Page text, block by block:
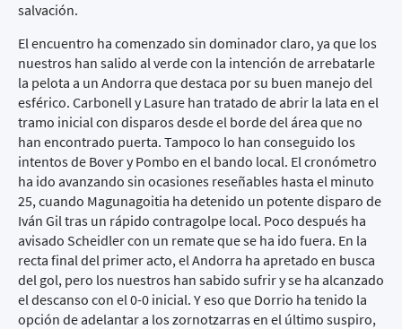
salvación.
El encuentro ha comenzado sin dominador claro, ya que los
nuestros han salido al verde con la intención de arrebatarle
la pelota a un Andorra que destaca por su buen manejo del
esférico. Carbonell y Lasure han tratado de abrir la lata en el
tramo inicial con disparos desde el borde del área que no
han encontrado puerta. Tampoco lo han conseguido los
intentos de Bover y Pombo en el bando local. El cronómetro
ha ido avanzando sin ocasiones reseñables hasta el minuto
25, cuando Magunagoitia ha detenido un potente disparo de
Iván Gil tras un rápido contragolpe local. Poco después ha
avisado Scheidler con un remate que se ha ido fuera. En la
recta final del primer acto, el Andorra ha apretado en busca
del gol, pero los nuestros han sabido sufrir y se ha alcanzado
el descanso con el 0-0 inicial. Y eso que Dorrio ha tenido la
opción de adelantar a los zornotzarras en el último suspiro,